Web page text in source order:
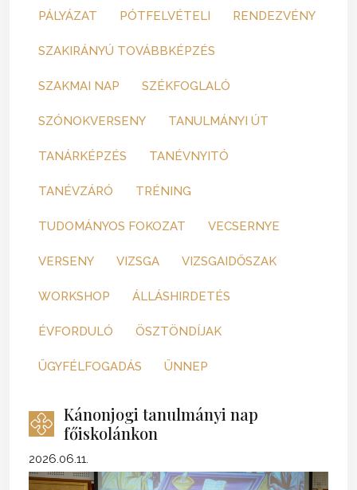
PÁLYÁZAT PÓTFELVÉTELI RENDEZVÉNY
SZAKIRÁNYÚ TOVÁBBKÉPZÉS
SZAKMAI NAP SZÉKFOGLALÓ
SZÓNOKVERSENY TANULMÁNYI ÚT
TANÁRKÉPZÉS TANÉVNYITÓ
TANÉVZÁRÓ TRÉNING
TUDOMÁNYOS FOKOZAT VECSERNYE
VERSENY VIZSGA VIZSGAIDŐSZAK
WORKSHOP ÁLLÁSHIRDETÉS
ÉVFORDULÓ ÖSZTÖNDÍJAK
ÜGYFÉLFOGADÁS ÜNNEP
Kánonjogi tanulmányi nap
főiskolánkon
2026.06.11.